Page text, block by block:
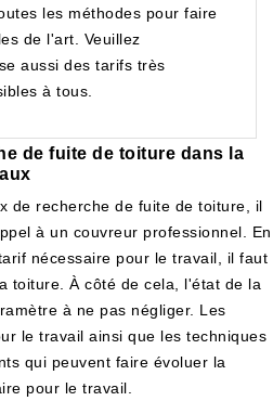
les méthodes pour faire
de l'art. Veuillez
aussi des tarifs très
à tous.
de fuite de toiture dans la
de recherche de fuite de toiture, il
à un couvreur professionnel. En
nécessaire pour le travail, il faut
toiture. À côté de cela, l'état de la
à ne pas négliger. Les
le travail ainsi que les techniques
qui peuvent faire évoluer la
pour le travail.